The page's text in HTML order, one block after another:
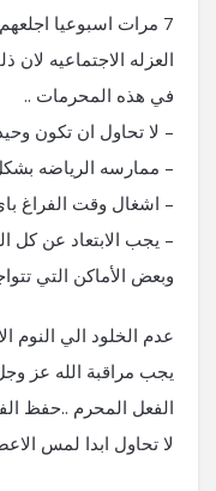
7 مرات اسبوعيا
العزله الاجتماعيه
في هذه المحرمات ..
– لا تحاول ان تكون
– ممارسه الرياضه
– اشغال وقت الفراغ
– يجب الابتعاد عن كل
وبعض الأماكن التي
عدم الخلود الي النوم
يجب مراقبة الله عز
الفعل المحرم ..حفظ
لا تحاول ابدا لمس